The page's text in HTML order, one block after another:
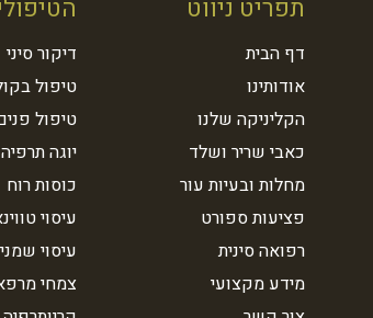
תפריט ניווט
דף הבית
אודותינו
הקליניקה שלנו
כאבי שריר ושלד
מחלות ובעיות עור
פציעות ספורט
רפואה סינית
מידע מקצועי
דיקור סיני
טיפול
טיפול
יוגה תרפיה
כוסות רוח
עיסוי
עיסוי
צמחי